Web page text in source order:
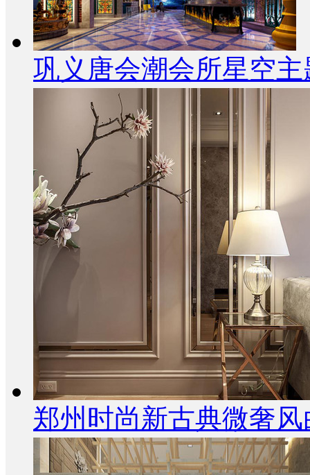
巩义唐会潮会所星空
郑州时尚新古典微奢